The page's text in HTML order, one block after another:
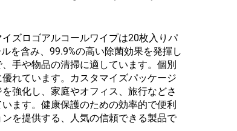
ズロゴアルコールワイプは20枚入りパ
を含み、99.9%の高い除菌効果を発揮し
手や物品の清掃に適しています。個別
れています。カスタマイズパッケージ
強化し、家庭やオフィス、旅行などさ
ます。健康保護のための効率的で便利
を提供する、人気の信頼できる製品で